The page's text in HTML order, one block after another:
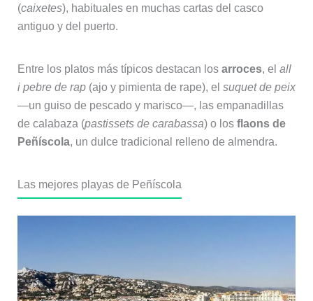
(caixetes), habituales en muchas cartas del casco
antiguo y del puerto.
Entre los platos más típicos destacan los arroces, el all
i pebre de rap(ajo y pimienta de rape), el suquet de peix
—un guiso de pescado y marisco—, las empanadillas
de calabaza (pastissets de carabassa) o los flaons de
Peñíscola, un dulce tradicional relleno de almendra.
Las mejores playas de Peñíscola